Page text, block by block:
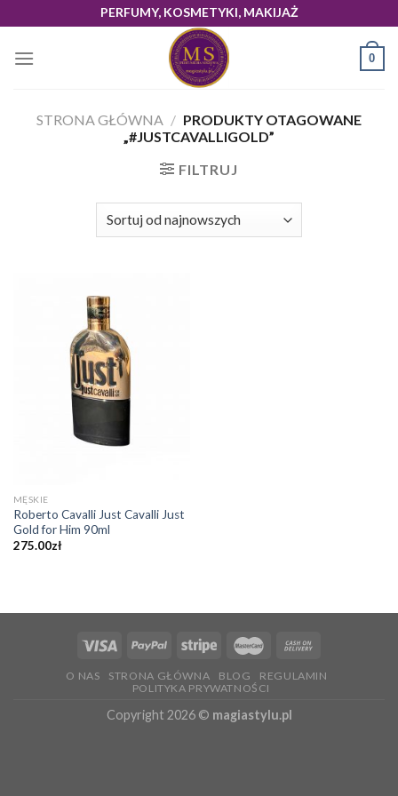
to
content
PERFUMY, KOSMETYKI, MAKIJAŻ
0
STRONA GŁÓWNA / PRODUKTY OTAGOWANE
„#JUSTCAVALLIGOLD”
FILTRUJ
MĘSKIE
Roberto Cavalli Just Cavalli Just
Gold for Him 90ml
275.00zł
O NAS STRONA GŁÓWNA BLOG
REGULAMIN
POLITYKA PRYWATNOŚCI
Copyright 2026 © magiastylu.pl